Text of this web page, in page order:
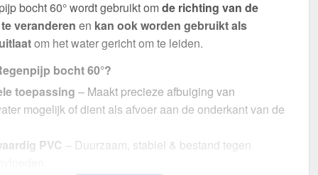
bocht 60° wordt gebruikt omde richting van de
veranderen en kan ook worden gebruikt als
om het water gericht om te leiden.
bocht 60°?
toepassing – Maakt precieze afbuiging van
mogelijk of dient als afvoer aan de onderkant van de
PVC – Duurzaam, stabiel & bestand tegen